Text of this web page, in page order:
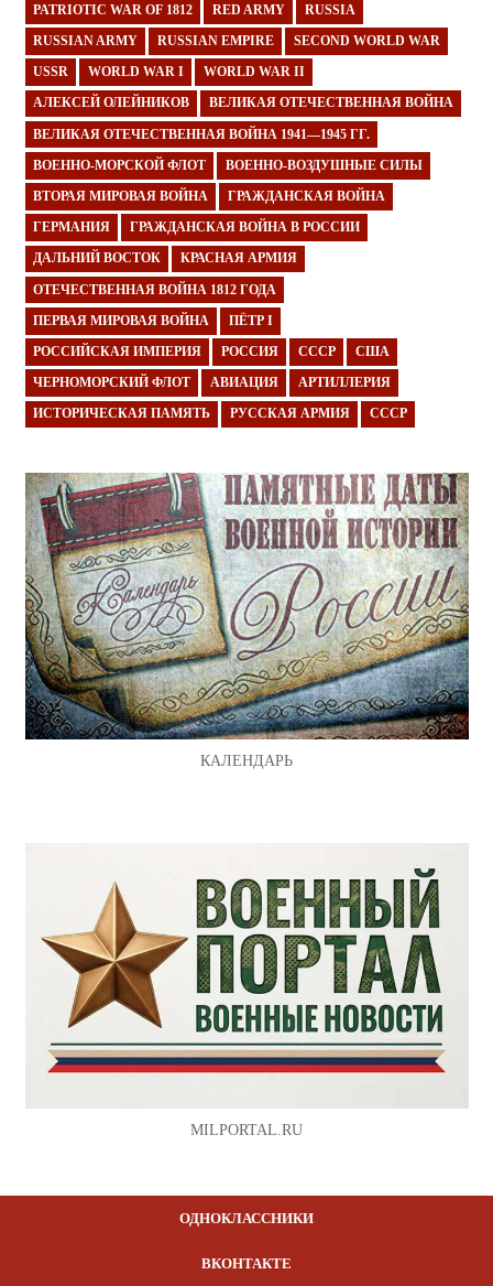
PATRIOTIC WAR OF 1812 RED ARMY RUSSIA
RUSSIAN ARMY RUSSIAN EMPIRE SECOND WORLD WAR
USSR WORLD WAR I WORLD WAR II
АЛЕКСЕЙ ОЛЕЙНИКОВ ВЕЛИКАЯ ОТЕЧЕСТВЕННАЯ ВОЙНА
ВЕЛИКАЯ ОТЕЧЕСТВЕННАЯ ВОЙНА 1941—1945 ГГ.
ВОЕННО-МОРСКОЙ ФЛОТ ВОЕННО-ВОЗДУШНЫЕ СИЛЫ
ВТОРАЯ МИРОВАЯ ВОЙНА ГРАЖДАНСКАЯ ВОЙНА
ГЕРМАНИЯ ГРАЖДАНСКАЯ ВОЙНА В РОССИИ
ДАЛЬНИЙ ВОСТОК КРАСНАЯ АРМИЯ
ОТЕЧЕСТВЕННАЯ ВОЙНА 1812 ГОДА
ПЕРВАЯ МИРОВАЯ ВОЙНА ПЁТР I
РОССИЙСКАЯ ИМПЕРИЯ РОССИЯ СССР США
ЧЕРНОМОРСКИЙ ФЛОТ АВИАЦИЯ АРТИЛЛЕРИЯ
ИСТОРИЧЕСКАЯ ПАМЯТЬ РУССКАЯ АРМИЯ СССР
КАЛЕНДАРЬ
MILPORTAL.RU
ОДНОКЛАССНИКИ
ВКОНТАКТЕ